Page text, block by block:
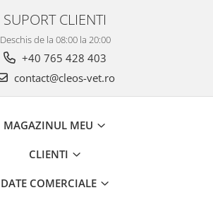
SUPORT CLIENTI
Deschis de la 08:00 la 20:00
+40 765 428 403
contact@cleos-vet.ro
MAGAZINUL MEU
CLIENTI
DATE COMERCIALE